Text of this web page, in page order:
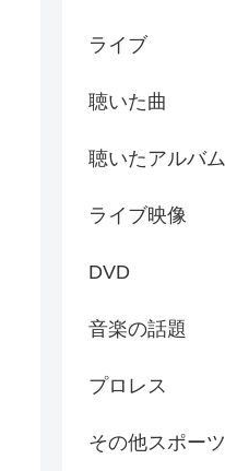
ライブ
聴いた曲
聴いたアルバム
ライブ映像
DVD
音楽の話題
プロレス
その他スポーツ